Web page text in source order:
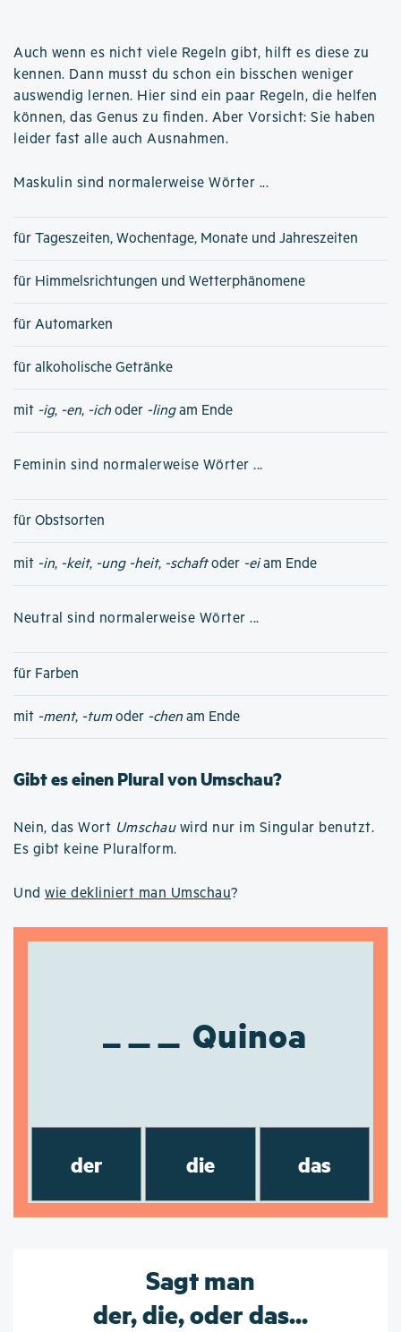
Auch wenn es nicht viele Regeln gibt, hilft es diese zu
kennen. Dann musst du schon ein bisschen weniger
auswendig lernen. Hier sind ein paar Regeln, die helfen
können, das Genus zu finden. Aber Vorsicht: Sie haben
leider fast alle auch Ausnahmen.
Maskulin sind normalerweise Wörter ...
für Tageszeiten, Wochentage, Monate und Jahreszeiten
für Himmelsrichtungen und Wetterphänomene
für Automarken
für alkoholische Getränke
mit -ig, -en, -ich oder -lingam Ende
Feminin sind normalerweise Wörter ...
für Obstsorten
mit -in, -keit, -ung -heit, -schaftoder -eiam Ende
Neutral sind normalerweise Wörter ...
für Farben
mit -ment, -tumoder -chen am Ende
Gibt es einen Plural von Umschau?
Nein, das Wort Umschauwird nur im Singular benutzt.
Es gibt keine Pluralform.
Und wie dekliniert man Umschau?
Quinoa
der die das
Sagt man
der, die, oder das...